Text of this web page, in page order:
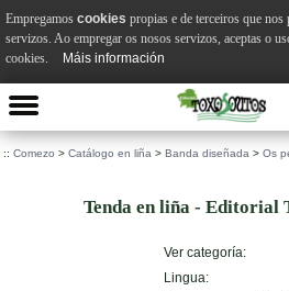
:: Comezo > Catálogo en liña > Banda diseñada > Os
Tenda en liña - Editorial
Ver categoría:
Lingua:
Empregamos cookies propias e de terceiros que
servizos. Ao empregar os nosos servizos, aceptas o
cookies.
Máis información